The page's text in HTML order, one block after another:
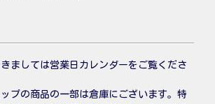
ましては営業日カレンダーをご覧くださ
プの商品の一部は倉庫にございます。特